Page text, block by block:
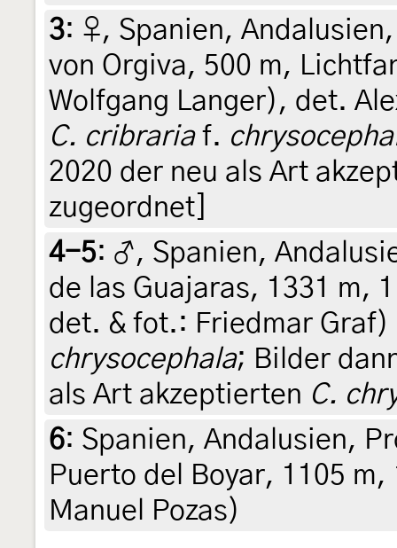
3: ♀, Spanien,
von Orgiva, 500 m,
Wolfgang Langer), det.
C. cribrariaf.
2020 der neu als Art
zugeordnet]
4-5: ♂, Spanien,
de las Guajaras, 1331 m,
det. & fot.: Friedmar
chrysocephala; Bilder
als Art akzeptierten C.
6: Spanien, Andalusien,
Puerto del Boyar, 1105
Manuel Pozas)